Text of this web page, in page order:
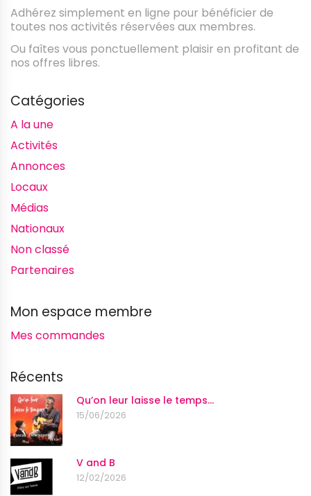
Adhérez simplement en ligne pour bénéficier de
toutes nos activités réservées aux membres.
Ou faîtes vous ponctuellement plaisir en profitant de
nos offres libres.
Catégories
A la une
Activités
Annonces
Locaux
Médias
Nationaux
Non classé
Partenaires
Mon espace membre
Mes commandes
Récents
Qu’on leur laisse le temps…
15/06/2026
V and B
12/02/2026